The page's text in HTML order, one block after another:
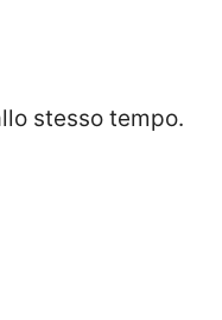
stesso tempo.